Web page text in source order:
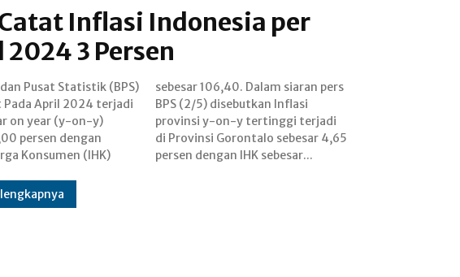
Catat Inflasi Indonesia per
3 Persen
Pusat Statistik (BPS)
April 2024 terjadi
on year (y-on-y)
persen dengan
Konsumen (IHK)
Dalam siaran pers
disebutkan Inflasi
y tertinggi terjadi
sebesar 4,65
persen dengan IHK sebesar...